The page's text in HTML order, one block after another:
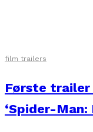
film trailers
Første
‘Spider-Man: